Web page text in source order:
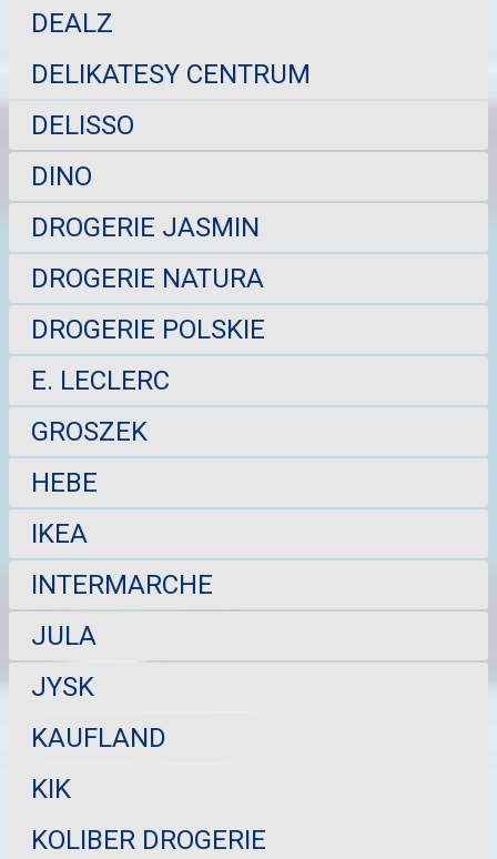
DEALZ
DELIKATESY CENTRUM
DELISSO
DINO
DROGERIE JASMIN
DROGERIE NATURA
DROGERIE POLSKIE
E. LECLERC
GROSZEK
HEBE
IKEA
INTERMARCHE
JULA
JYSK
KAUFLAND
KIK
KOLIBER DROGERIE